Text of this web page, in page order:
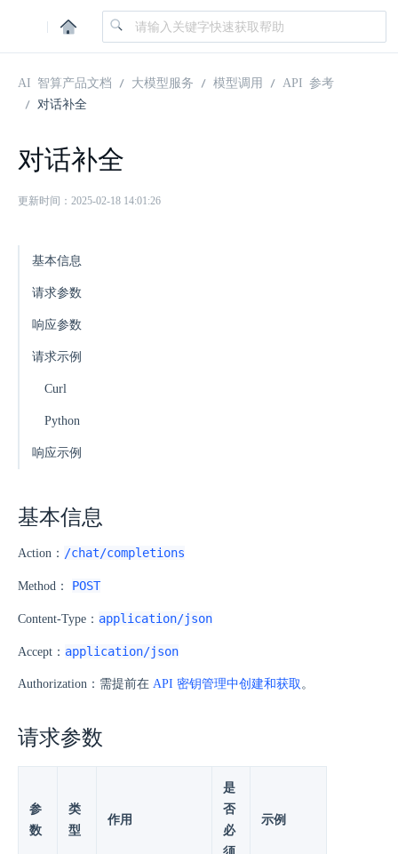
|
AI 智算产品文档 大模型服务 模型调用
API 参考
对话补全
对话补全
更新时间：2025-02-18 14:01:26
基本信息
请求参数
响应参数
请求示例
Curl
Python
响应示例
基本信息
Action： /chat/completions
Method： POST
Content-Type： application/json
Accept： application/json
Authorization：需提前在 API 密钥管理中创建和获取 。
请求参数
参
数
类
型
作用
是
否
必
示例